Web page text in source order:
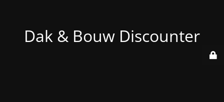
Dak & Bouw Discounter